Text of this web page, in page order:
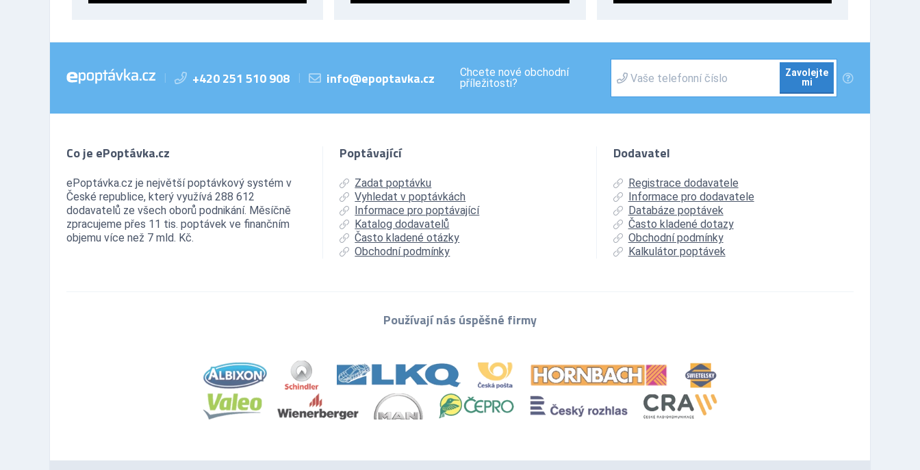
| +420 251 510 908 | info@epoptavka.cz
Chcete nové obchodní
příležitosti?
Zavolejte
mi
Co je ePoptávka.cz
ePoptávka.cz je největší poptávkový systém v
České republice, který využívá 288 612
dodavatelů ze všech oborů podnikání. Měsíčně
zpracujeme přes 11 tis. poptávek ve finančním
objemu více než 7 mld. Kč.
Poptávající
Zadat poptávku
Vyhledat v poptávkách
Informace pro poptávající
Katalog dodavatelů
Často kladené otázky
Obchodní podmínky
Dodavatel
Registrace dodavatele
Informace pro dodavatele
Databáze poptávek
Často kladené dotazy
Obchodní podmínky
Kalkulátor poptávek
Používají nás úspěšné firmy